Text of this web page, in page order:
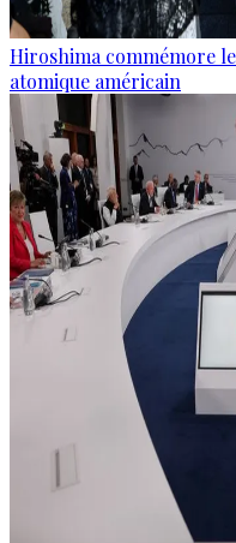
Hiroshima commémore
atomique américain